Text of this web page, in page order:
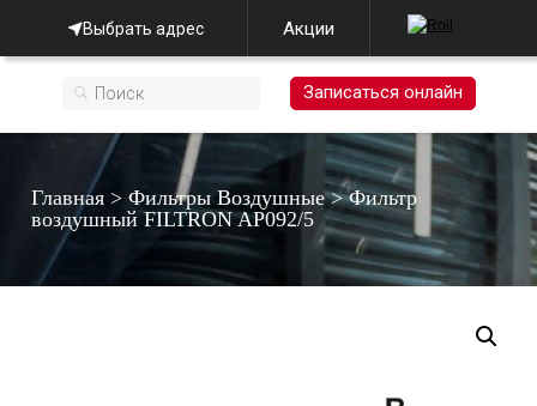
Выбрать адрес Акции
Записаться онлайн
Главная >Фильтры Воздушные>Фильтр
воздушный FILTRON AP092/5